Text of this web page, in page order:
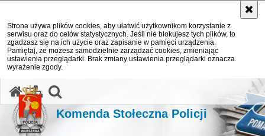
Strona używa plików cookies, aby ułatwić użytkownikom korzystanie z
serwisu oraz do celów statystycznych. Jeśli nie blokujesz tych plików, to
zgadzasz się na ich użycie oraz zapisanie w pamięci urządzenia.
Pamiętaj, że możesz samodzielnie zarządzać cookies, zmieniając
ustawienia przeglądarki. Brak zmiany ustawienia przeglądarki oznacza
wyrażenie zgody.
Komenda Stołeczna Policji